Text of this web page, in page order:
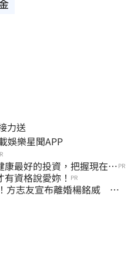
力送
態 即刻下載娛樂星聞APP
康最好的投資，把握現在不 PR
資格說愛妳！ PR
方志友宣布離婚楊銘威 共